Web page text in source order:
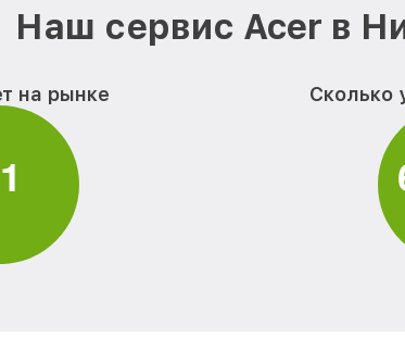
Наш сервис Acer в
на рынке
1
Сколько